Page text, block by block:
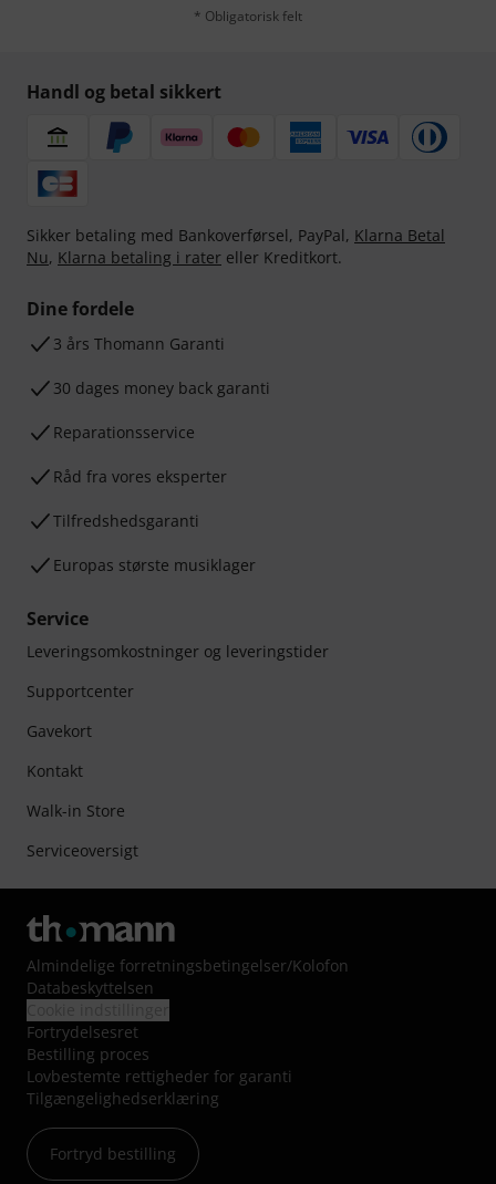
* Obligatorisk felt
Handl og betal sikkert
Sikker betaling med Bankoverførsel, PayPal, Klarna Betal
Nu, Klarna betaling i rater eller Kreditkort.
Dine fordele
3 års Thomann Garanti
30 dages money back garanti
Reparationsservice
Råd fra vores eksperter
Tilfredshedsgaranti
Europas største musiklager
Service
Leveringsomkostninger og leveringstider
Supportcenter
Gavekort
Kontakt
Walk-in Store
Serviceoversigt
Almindelige forretningsbetingelser/Kolofon
Databeskyttelsen
Fortrydelsesret
Bestilling proces
Lovbestemte rettigheder for garanti
Tilgængelighedserklæring
Fortryd bestilling